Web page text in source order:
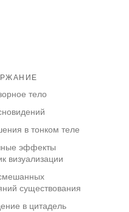
тело
в тонком теле
эффекты
визуализации
существования
в цитадель